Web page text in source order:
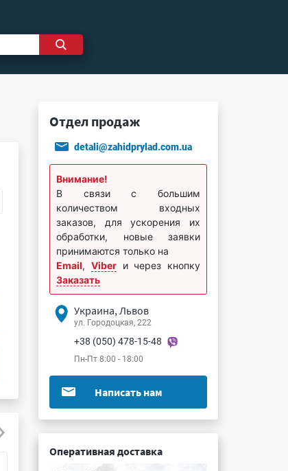
СНП268-9ВП21-1-В
Отдел продаж
detali@zahidprylad.com.ua
Внимание!
В связи с большим
количеством входных
заказов, для ускорения их
обработки, новые заявки
принимаются только на
Email, Viberи через кнопку
Заказать
Украина, Львов
ул. Городоцкая, 222
+38 (050) 478-15-48
Пн-Пт 8:00 - 18:00
Написать нам
Оперативная доставка